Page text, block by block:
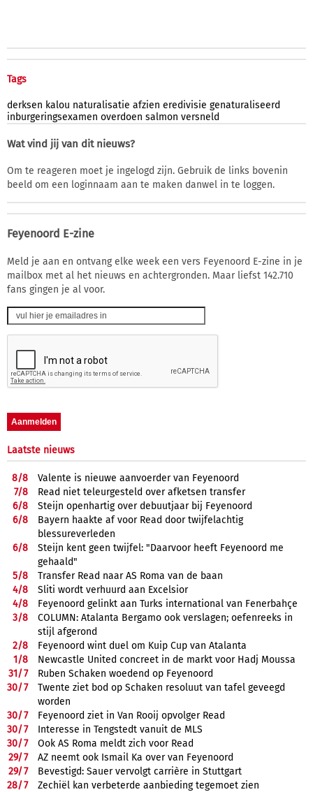
Tags
derksen kalou naturalisatie afzien eredivisie genaturaliseerd
inburgeringsexamen overdoen salmon versneld
Wat vind jij van dit nieuws?
Om te reageren moet je ingelogd zijn. Gebruik de links bovenin
beeld om een loginnaam aan te maken danwel in te loggen.
Feyenoord E-zine
Meld je aan en ontvang elke week een vers Feyenoord E-zine in je
mailbox met al het nieuws en achtergronden. Maar liefst 142.710
fans gingen je al voor.
Laatste nieuws
8/8
Valente is nieuwe aanvoerder van Feyenoord
7/8
Read niet teleurgesteld over afketsen transfer
6/8
Steijn openhartig over debuutjaar bij Feyenoord
6/8
Bayern haakte af voor Read door twijfelachtig
blessureverleden
6/8
Steijn kent geen twijfel: "Daarvoor heeft Feyenoord me
gehaald"
5/8
Transfer Read naar AS Roma van de baan
4/8
Sliti wordt verhuurd aan Excelsior
4/8
Feyenoord gelinkt aan Turks international van Fenerbahçe
3/8
COLUMN: Atalanta Bergamo ook verslagen; oefenreeks in
stijl afgerond
2/8
Feyenoord wint duel om Kuip Cup van Atalanta
1/8
Newcastle United concreet in de markt voor Hadj Moussa
31/7
Ruben Schaken woedend op Feyenoord
30/7
Twente ziet bod op Schaken resoluut van tafel geveegd
worden
30/7
Feyenoord ziet in Van Rooij opvolger Read
30/7
Interesse in Tengstedt vanuit de MLS
30/7
Ook AS Roma meldt zich voor Read
29/7
AZ neemt ook Ismail Ka over van Feyenoord
29/7
Bevestigd: Sauer vervolgt carrière in Stuttgart
28/7
Zechiël kan verbeterde aanbieding tegemoet zien